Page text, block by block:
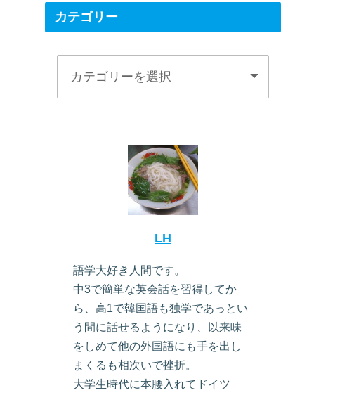
カテゴリー
LH
語学大好き人間です。
中3で簡単な英会話を習得してか
ら、高1で韓国語も独学であっとい
う間に話せるようになり、以来味
をしめて他の外国語にも手を出し
まくるも相次いで挫折。
大学生時代に本腰入れてドイツ